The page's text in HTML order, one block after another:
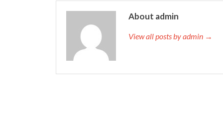
About admin
View all posts by admin →